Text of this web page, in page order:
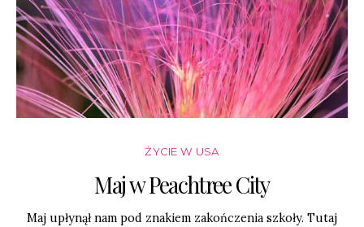
ŻYCIE W USA
Maj w Peachtree City
Maj upłynął nam pod znakiem zakończenia szkoły. Tutaj